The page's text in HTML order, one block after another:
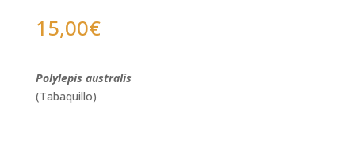
15,00€
Polylepis australis
(Tabaquillo)